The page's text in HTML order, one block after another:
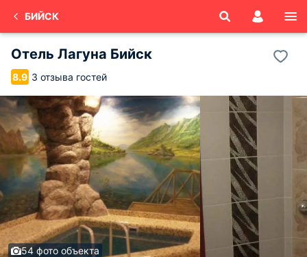
БИЙСК
Отель Лагуна Бийск
8.9 3 отзыва гостей
54 фото объекта